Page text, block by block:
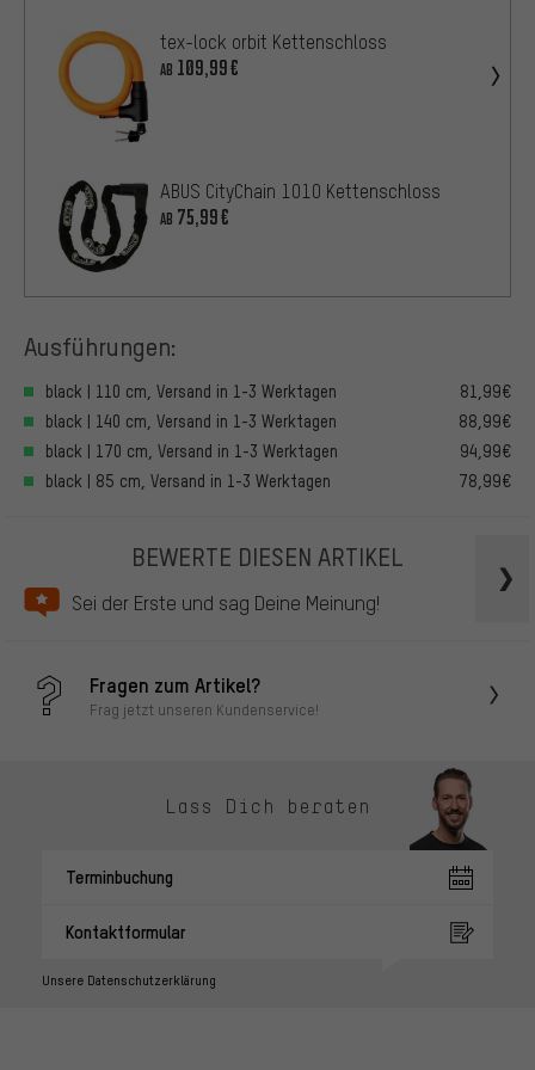
tex-lock orbit Kettenschloss
AB 109,99€
ABUS CityChain 1010 Kettenschloss
AB 75,99€
Ausführungen:
black | 110 cm, Versand in 1-3 Werktagen
81,99€
black | 140 cm, Versand in 1-3 Werktagen
88,99€
black | 170 cm, Versand in 1-3 Werktagen
94,99€
black | 85 cm, Versand in 1-3 Werktagen
78,99€
BEWERTE DIESEN ARTIKEL
Sei der Erste und sag Deine Meinung!
Fragen zum Artikel?
Frag jetzt unseren Kundenservice!
Lass Dich beraten
Terminbuchung
Kontaktformular
Unsere Datenschutzerklärung